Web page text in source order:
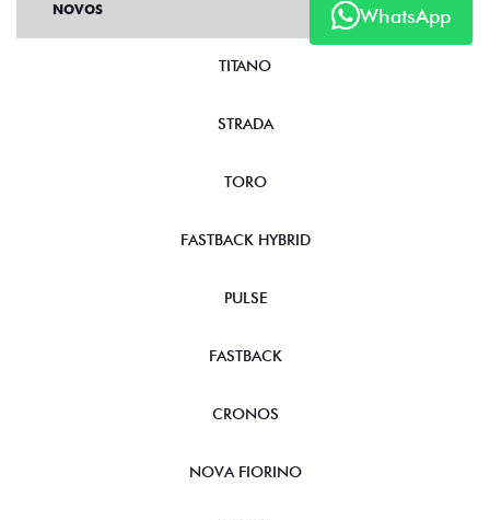
WhatsApp
NOVOS
TITANO
STRADA
TORO
FASTBACK HYBRID
PULSE
FASTBACK
CRONOS
NOVA FIORINO